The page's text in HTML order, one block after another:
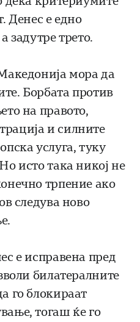
Денес е едно
задутре трето.
мора да
Борбата против
на правото,
и силните
услуга, туку
исто така никој не
трпение ако
следува ново
е исправена пред
билатералните
го блокираат
тогаш ќе го